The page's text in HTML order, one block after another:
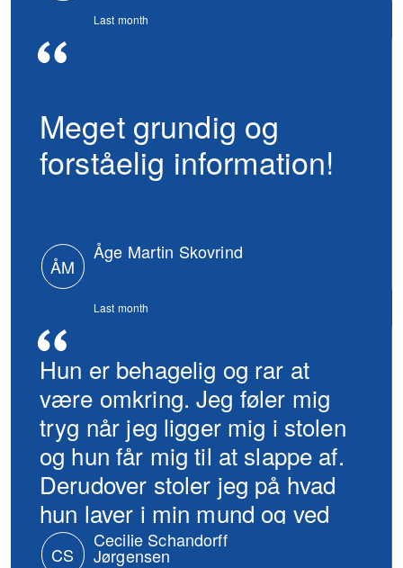
Last month
Meget grundig og
forståelig information!
ÅM
Åge Martin Skovrind
Last month
Hun er behagelig og rar at
være omkring. Jeg føler mig
tryg når jeg ligger mig i stolen
og hun får mig til at slappe af.
Derudover stoler jeg på hvad
hun laver i min mund og ved
jeg altid ender med det...
CS
Cecilie Schandorff
Jørgensen